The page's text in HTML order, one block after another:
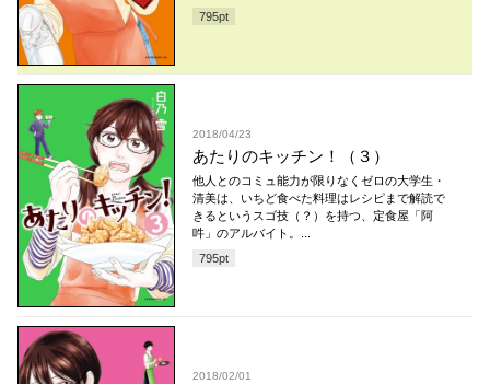
795pt
2018/04/23
あたりのキッチン！（３）
他人とのコミュ能力が限りなくゼロの大学生・
清美は、いちど食べた料理はレシピまで解読で
きるというスゴ技（？）を持つ、定食屋「阿
吽」のアルバイト。...
795pt
2018/02/01